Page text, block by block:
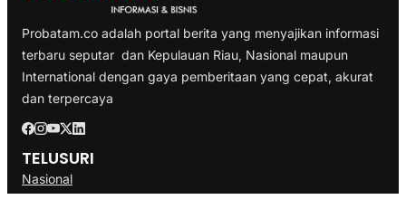
Probatam.co adalah portal berita yang menyajikan informasi
terbaru seputar dan Kepulauan Riau, Nasional maupun
International dengan gaya pemberitaan yang cepat, akurat
dan terpercaya
TELUSURI
Nasional